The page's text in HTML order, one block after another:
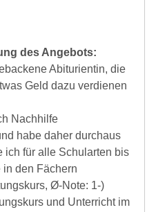
des Angebots:
Abiturientin, die
Geld dazu verdienen
Nachhilfe
habe daher durchaus
ich für alle Schularten bis
in den Fächern
Ø-Note: 1-)
und Unterricht im